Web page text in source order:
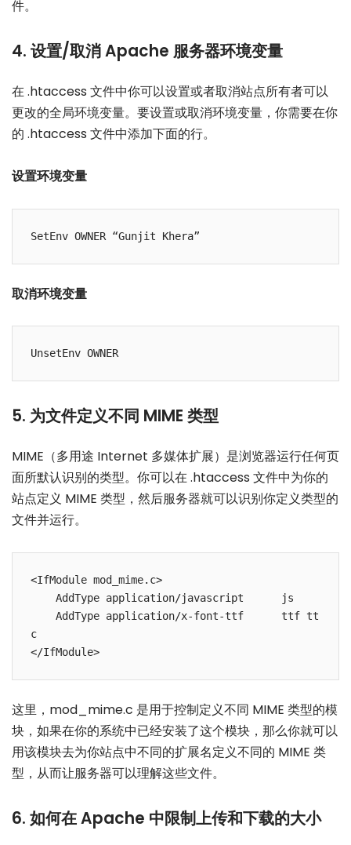
件。
4. 设置/取消 Apache 服务器环境变量
在 .htaccess 文件中你可以设置或者取消站点所有者可以
更改的全局环境变量。要设置或取消环境变量，你需要在你
的 .htaccess 文件中添加下面的行。
设置环境变量
取消环境变量
5. 为文件定义不同 MIME 类型
MIME（多用途 Internet 多媒体扩展）是浏览器运行任何页
面所默认识别的类型。你可以在 .htaccess 文件中为你的
站点定义 MIME 类型，然后服务器就可以识别你定义类型的
文件并运行。
<IfModule mod_mime.c>
    AddType application/javascript      js
    AddType application/x-font-ttf      ttf tt
c
这里，mod_mime.c 是用于控制定义不同 MIME 类型的模
块，如果在你的系统中已经安装了这个模块，那么你就可以
用该模块去为你站点中不同的扩展名定义不同的 MIME 类
型，从而让服务器可以理解这些文件。
6. 如何在 Apache 中限制上传和下载的大小